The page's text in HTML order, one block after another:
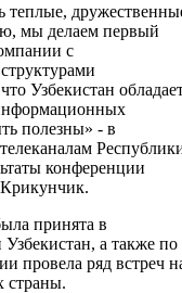
мы делаем первый
с
Узбекистан
полезны» - в
конференции
принята в
а также по
провела ряд встреч
страны.